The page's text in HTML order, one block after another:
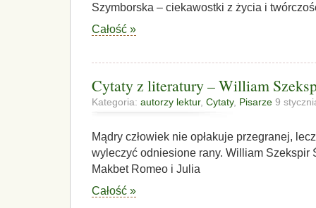
Szymborska – ciekawostki z życia i
Całość »
Cytaty z literatury – William
Kategoria: autorzy lektur, Cytaty, Pisarze 9
Mądry człowiek nie opłakuje przegranej,
wyleczyć odniesione rany. William Szekspir
Makbet Romeo i Julia
Całość »